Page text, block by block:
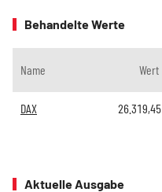
Behandelte Werte
Name Wert
DAX 26.319,45
Aktuelle Ausgabe